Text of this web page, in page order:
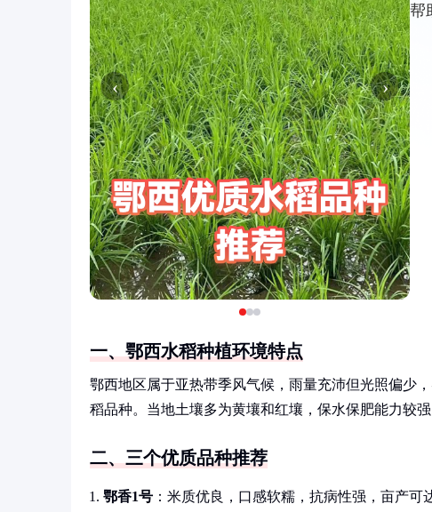
‹ ›
帮
一、鄂西水稻种植环境特点
鄂西地区属于亚热带季风气候，雨量充沛但光照偏少
稻品种。当地土壤多为黄壤和红壤，保水保肥能力较
二、三个优质品种推荐
鄂香1号 ：米质优良，口感软糯，抗病性强，亩产可